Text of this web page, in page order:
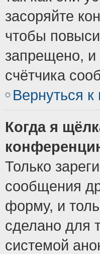
засоряйте
чтобы
запрещено, и
счётчика
Вернуться к
Когда я
Только
сообщения
форму, и
сделано для
системой